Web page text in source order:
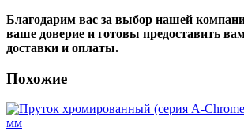
Благодарим вас за выбор нашей
ваше доверие и готовы предоставить
доставки и оплаты.
Похожие